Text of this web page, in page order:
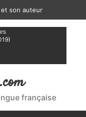
son auteur
française